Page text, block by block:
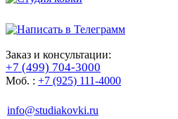
Заказ и консультации:
+7 (499) 704-3000
Моб. : +7 (925) 111-4000
info@studiakovki.ru